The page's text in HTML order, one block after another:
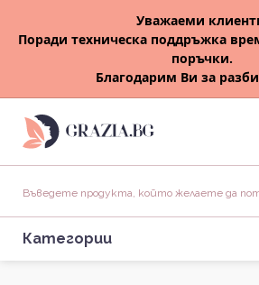
Уважаеми
Поради техническа поддръжка
поръчки.
Благодарим Ви за
Категории